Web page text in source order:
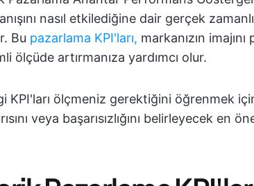
nasıl etkilediğine dair gerçek
Bu pazarlama KPI'ları, markanızın
ölçüde artırmanıza yardımcı olur.
KPI'ları ölçmeniz gerektiğini öğrenmek
veya başarısızlığını belirleyecek en